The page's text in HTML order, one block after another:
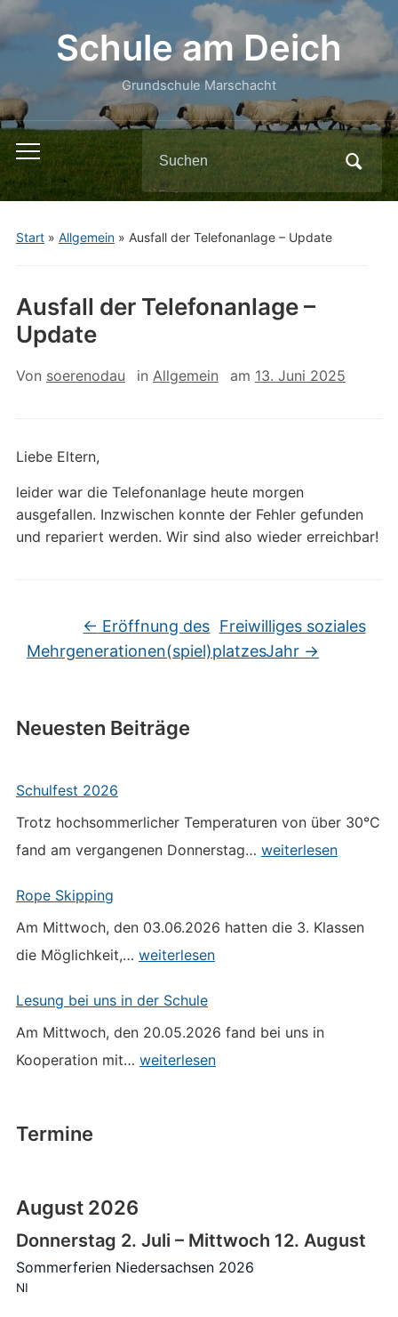
Schule am Deich
Grundschule Marschacht
Toggle
mobile
menu
for:
Start» Allgemein» Ausfall der Telefonanlage – Update
Neuesten Beiträge
Schulfest 2026
Trotz hochsommerlicher Temperaturen von über 30°C
fand am vergangenen Donnerstag… Schulfest
weiterlesen
Rope Skipping
Am Mittwoch, den 03.06.2026 hatten die 3. Klassen
die Möglichkeit,… Rope
weiterlesen
Lesung bei uns in der Schule
Am Mittwoch, den 20.05.2026 fand bei uns in
Kooperation mit… Lesung
weiterlesen
Termine
August 2026
Donnerstag 2. Juli – Mittwoch 12. August
Sommerferien Niedersachsen 2026
NI
Ausfall der Telefonanlage –
Update
Von soerenodau in Allgemein am 13. Juni 2025
Liebe Eltern,
leider war die Telefonanlage heute morgen
ausgefallen. Inzwischen konnte der Fehler gefunden
und repariert werden. Wir sind also wieder erreichbar!
← Eröffnung des
Mehrgenerationen(spiel)platzes
Freiwilliges soziales
Jahr →